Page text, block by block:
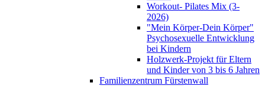
Workout- Pilates Mix (3-
2026)
"Mein Körper-Dein Körper"
Psychosexuelle Entwicklung
bei Kindern
Holzwerk-Projekt für Eltern
und Kinder von 3 bis 6 Jahren
Familienzentrum Fürstenwall